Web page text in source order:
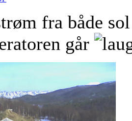
fra både
går